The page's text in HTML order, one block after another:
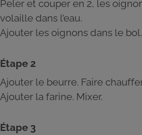
Peler et couper en 2, les
volaille dans l’eau.
Ajouter les oignons dans le
Étape 2
Ajouter le beurre. Faire
Ajouter la farine. Mixer.
Étape 3